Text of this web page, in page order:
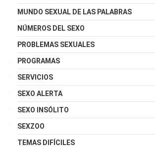
MUNDO SEXUAL DE LAS PALABRAS
NÚMEROS DEL SEXO
PROBLEMAS SEXUALES
PROGRAMAS
SERVICIOS
SEXO ALERTA
SEXO INSÓLITO
SEXZOO
TEMAS DIFÍCILES